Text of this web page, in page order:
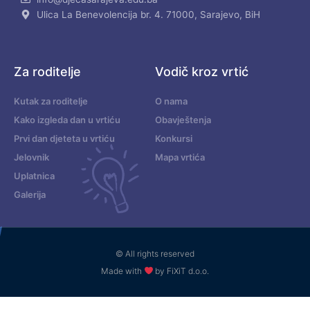
Ulica La Benevolencija br. 4. 71000, Sarajevo, BiH
Za roditelje
Kutak za roditelje
Kako izgleda dan u vrtiću
Prvi dan djeteta u vrtiću
Jelovnik
Uplatnica
Galerija
Vodič kroz vrtić
O nama
Obavještenja
Konkursi
Mapa vrtića
© All rights reserved
Made with
by FiXiT d.o.o.